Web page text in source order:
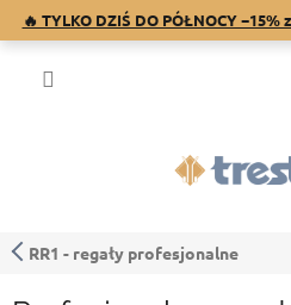
🔥 TYLKO DZIŚ DO PÓŁNOCY −15%
RR1 - regały profesjonalne